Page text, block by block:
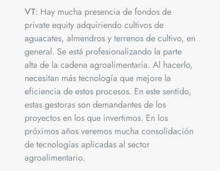
VT: Hay mucha presencia de fondos de
private equity adquiriendo cultivos de
aguacates, almendros y terrenos de cultivo, en
general. Se está profesionalizando la parte
alta de la cadena agroalimentaria. Al hacerlo,
necesitan más tecnología que mejore la
eficiencia de estos procesos. En este sentido,
estas gestoras son demandantes de los
proyectos en los que invertimos. En los
próximos años veremos mucha consolidación
de tecnologías aplicadas al sector
agroalimentario.